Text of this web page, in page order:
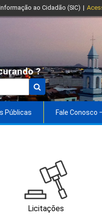
ao Cidadão (SIC) |
?
Públicas Fale Conosco
Licitações